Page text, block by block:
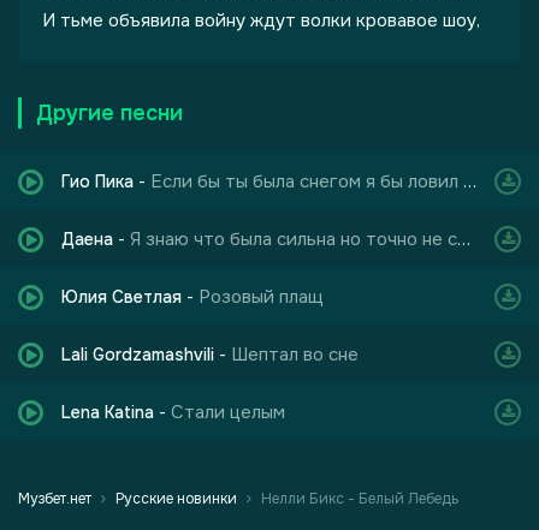
И тьме объявила войну ждут волки кровавое шоу,
Другие песни
Гио Пика - Если бы ты была снегом я бы ловил тебя прям с неба
Даена - Я знаю что была сильна но точно не сейчас
Юлия Светлая - Розовый плащ
Lali Gordzamashvili - Шептал во сне
Lena Katina - Стали целым
Музбет.нет Русские новинки Нелли Бикс - Белый Лебедь